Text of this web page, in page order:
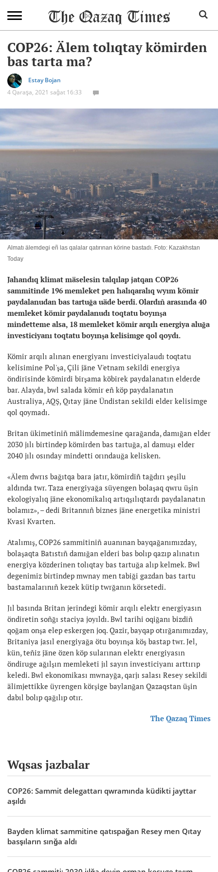
COP26: Älem tolıqtay kömirden
bas tarta ma?
Estay Bojan
4 Qaraşa, 2021 sağat 16:33
Almatı älemdegi eñ las qalalar qatırınan körine bastadı. Foto: Kazakhstan
Today
Jahandıq klimat mäselesin talqılap jatqan COP26
sammitinde 196 memleket pen halıqaralıq wyım kömir
paydalanudan bas tartuğa uäde berdi. Olardıñ arasında 40
memleket kömir paydalanudı toqtatu boyınşa
mindetteme alsa, 18 memleket kömir arqılı energiya aluğa
investiciyanı toqtatu boyınşa kelisimge qol qoydı.
Kömir arqılı alınan energiyanı investiciyalaudı toqtatu
kelisimine Pol'şa, Çili jäne V'etnam sekildi energiya
öndirisinde kömirdi birşama köbirek paydalanatın elderde
bar. Alayda, bwl salada kömir eñ köp paydalanatın
Australiya, AQŞ, Qıtay jäne Ündistan sekildi elder kelisimge
qol qoymadı.
Britan ükimetiniñ mälimdemesine qarağanda, damığan elder
2030 jılı birtindep kömirden bas tartuğa, al damuşı elder
2040 jılı osınday mindetti orındauğa kelisken.
«Älem dwrıs bağıtqa bara jatır, kömirdiñ tağdırı şeşilu
aldında twr. Taza energiyağa süyengen bolaşaq qwru üşin
ekologiyalıq jäne ekonomikalıq artıqşılıqtardı paydalanatın
bolamız», – dedi Britannıñ biznes jäne energetika ministri
Kvasi Kvarten.
Atalımış, COP26 sammitiniñ auanınan bayqağanımızday,
bolaşaqta Batıstıñ damığan elderi bas bolıp qazıp alınatın
energiya közderinen tolıqtay bas tartuğa alıp kelmek. Bwl
degenimiz birtindep mwnay men tabiği gazdan bas tartu
bastamalarınıñ kezek kütip twrğanın körsetedi.
Jıl basında Britan jerindegi kömir arqılı elektr energiyasın
öndiretin soñğı staciya joyıldı. Bwl tarihi oqiğanı bizdiñ
qoğam onşa elep eskergen joq. Qazir, bayqap otırğanımızday,
Britaniya jasıl energiyağa ötu boyınşa köş bastap twr. Jel,
kün, teñiz jäne özen köp sularınan elektr energiyasın
öndiruge ağılşın memleketi jıl sayın investiciyanı arttırıp
keledi. Bwl ekonomikası mwnayğa, qarjı salası Resey sekildi
älimjettikke üyrengen körşige baylanğan Qazaqstan üşin
dabıl bolıp qağılıp otır.
The Qazaq Times
Wqsas jazbalar
COP26: Sammit delegattarı qwramında küdikti jayttar
aşıldı
Bayden klimat sammitine qatıspağan Resey men Qıtay
basşıların sınğa aldı